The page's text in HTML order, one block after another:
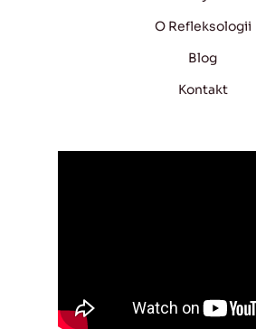
O Refleksologii
Blog
Kontakt